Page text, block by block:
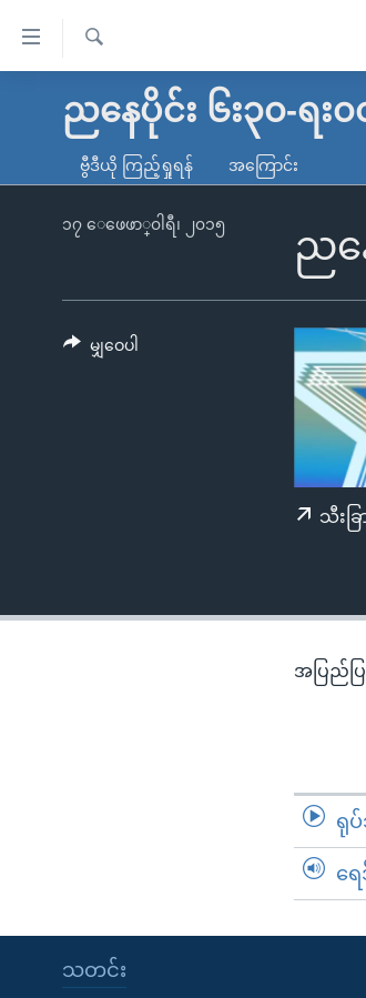
လွယ်ကူ
သည့်
ကျော်
မူလစာမျက်နှာ
ကမ္ဘာ့သတင်းများ
နိုင်ငံတကာ
တရုတ်
အစ္စရေး-ပါလက်စတိုင်း
ရပ်ဝန်းတခု လမ်းတခု အလွန်
အင်္ဂလိပ်စာလေ့လာမယ်
ရ
လာ
ညနေပိုင်း ၆း၃၀-ရး၀
ဗွီဒီယို ကြည့်ရှုရန် အကြောင်း
ညန
၁၇ ေဖေဖာ္၀ါရီ၊ ၂၀၁၅
သီးခ
မျှဝေပါ
အပြည်ပြ
ရု
ရ
သတင်း